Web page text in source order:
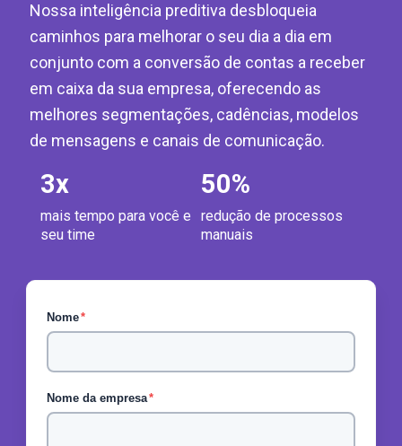
Nossa inteligência preditiva desbloqueia
caminhos para melhorar o seu dia a dia em
conjunto com a conversão de contas a receber
em caixa da sua empresa, oferecendo as
melhores segmentações, cadências, modelos
de mensagens e canais de comunicação.
3x
mais tempo para você e
seu time
50%
redução de processos
manuais
Nome*
Nome da empresa*